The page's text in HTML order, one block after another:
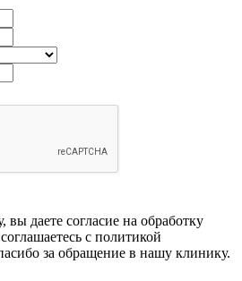
даете согласие на обработку
с политикой
за обращение в нашу клинику.